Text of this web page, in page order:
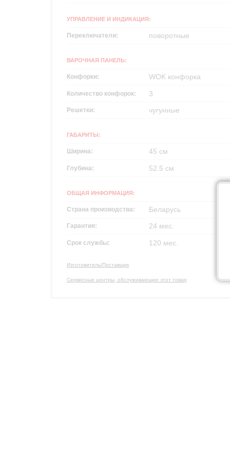
УПРАВЛЕНИЕ И ИНДИКАЦИЯ:
Переключатели: поворотные
ВАРОЧНАЯ ПАНЕЛЬ:
Конфорки: WOK конфорка
Количество конфорок: 3
Решетки: чугунные
ГАБАРИТЫ:
Ширина: 45 см
Глубина: 52.5 см
ОБЩАЯ ИНФОРМАЦИЯ:
Страна производства: Беларусь
Гарантия: 24 мес.
Срок службы: 120 мес.
Изготовитель/Поставщик
Сервисные центры, обслуживающие этот товар